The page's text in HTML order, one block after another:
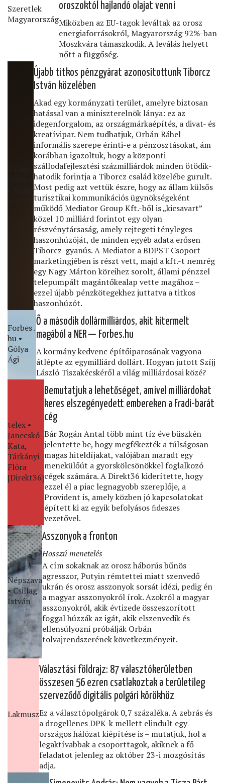
Szeretlek
Magyarország
oroszoktól hajlandó olajat venni
Miközben az EU-tagok leváltak az orosz
energiaforrásokról, Magyarország 92%-ban
Moszkvára támaszkodik. A leválás helyett
nőtt a függőség.
Újabb titkos pénzgyárat azonosítottunk Tiborcz
István közelében
Akad egy kormányzati terület, amelyre biztosan
hatással van a miniszterelnök lánya: ez az
idegenforgalom, az országmárkaépítés, a divat- és
kreatívipar. Nem tudhatjuk, Orbán Ráhel
informális szerepe érinti-e a pénzosztásokat, ám
korábban igazoltuk, hogy a központi
szállodafejlesztési százmilliárdok minden ötödik-
hatodik forintja a Tiborcz család közelébe gurult.
Most pedig azt vettük észre, hogy az állam külsős
turisztikai kommunikációs ügynökségeként
működő Mediator Group Kft.-ből is „kicsavart”
közel 10 milliárd forintot egy olyan
részvénytársaság, amely rejtegeti tényleges
haszonhúzóját, de minden egyéb adata erősen
Tiborcz-gyanús. A Mediator a BDPST Csoport
marketingjében is részt vett, majd a kft.-t nemrég
egy Nagy Márton köreihez sorolt, állami pénzzel
telepumpált magántőkealap vette magához –
ezzel újabb pénzkötegekhez juttatva a titkos
haszonhúzót.
Forbes․
hu •
Gólya
Ági
Ő a második dollármilliárdos, akit kitermelt
magából a NER — Forbes.hu
A kormány kedvenc építőiparosának vagyona
átlépte az egymilliárd dollárt. Hogyan jutott Szíjj
László Tiszakécskéről a világ milliárdosai közé?
telex •
Janecskó
Kata,
Tárkányi
Flóra
[Direkt36]
Bemutatjuk a lehetőséget, amivel milliárdokat
keres elszegényedett embereken a Fradi-barát
cég
Bár Rogán Antal több mint tíz éve büszkén
jelentette be, hogy megfékezték a túlságosan
magas hiteldíjakat, valójában maradt egy
menekülőút a gyorskölcsönökkel foglalkozó
cégek számára. A Direkt36 kiderítette, hogy
ezzel él a piac legnagyobb szereplője, a
Provident is, amely közben jó kapcsolatokat
épített ki az egyik befolyásos ﬁdeszes
vezetővel.
Népszava
• Csillag
István
Asszonyok a fronton
Hosszú menetelés
A cím sokaknak az orosz háborús bűnös
agresszor, Putyin rémtettei miatt szenvedő
ukrán és orosz asszonyok sorsát idézi, pedig én
a magyar asszonyokról írok. Azokról a magyar
asszonyokról, akik évtizede összeszorított
foggal húzzák az igát, akik elszenvedik és
ellensúlyozni próbálják Orbán
tolvajrendszerének következményeit.
Lakmusz
Választási földrajz: 87 választókerületben
összesen 56 ezren csatlakoztak a területileg
szerveződő digitális polgári körökhöz
Ez a választópolgárok 0,7 százaléka. A zebrás és
a drogellenes DPK-k mellett elindult egy
országos hálózat kiépítése is – mutatjuk, hol a
legaktívabbak a csoporttagok, akiknek a fő
feladatot jelenleg az október 23-i mozgósítás
adja.